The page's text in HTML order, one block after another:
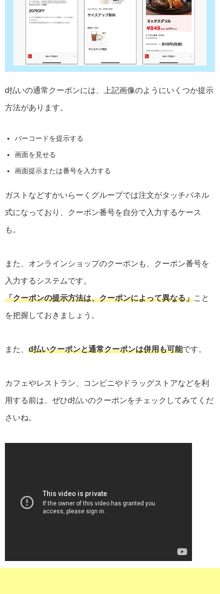
d払いの通常クーポンには、上記画像のようにいくつか提示
方法があります。
バーコードを提示する
画面を見せる
画面提示または番号を入力する
ガストなどすかいらーくグループでは注文がタッチパネル
式になっており、クーポン番号を自分で入力するケース
も。
また、オンラインショップのクーポンも、クーポン番号を
入力するシステムです。
「クーポンの提示方法は、クーポンによって異なる」こと
を把握しておきましょう。
また、 d払いクーポンと通常クーポンは併用も可能です。
カフェやレストラン、コンビニやドラッグストアなどを利
用する前は、ぜひd払いのクーポンをチェックしてみてくだ
さいね。